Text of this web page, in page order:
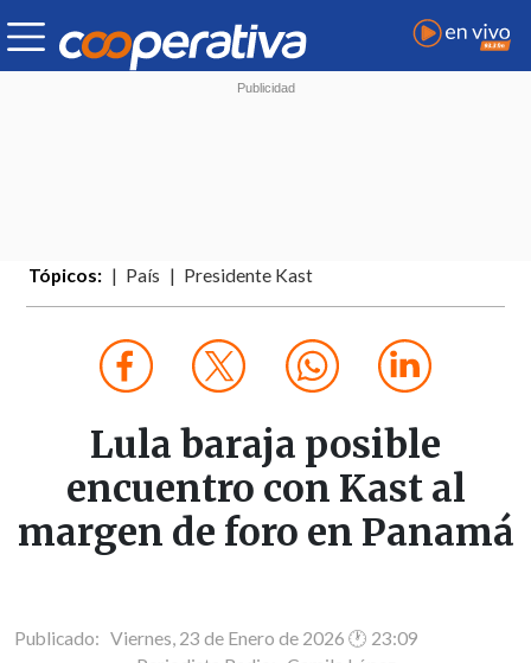
Tópicos: País Presidente Kast
Lula baraja posible
encuentro con Kast al
margen de foro en Panamá
Publicado: Viernes, 23 de Enero de 2026 🕐 23:09